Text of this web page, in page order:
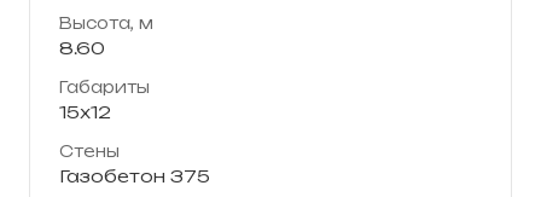
Высота, м
8.60
Габариты
15х12
Стены
Газобетон 375